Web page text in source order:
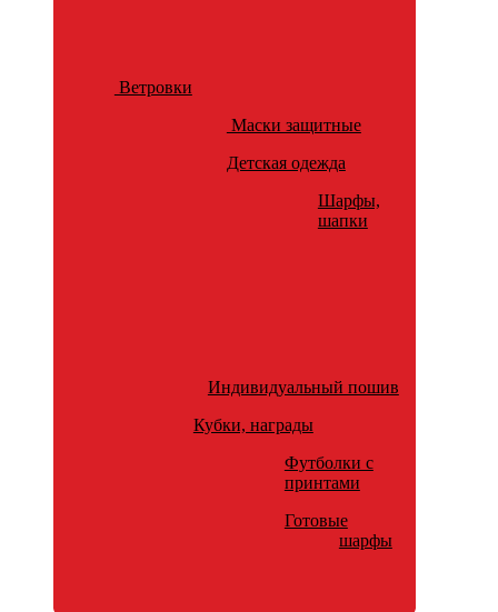
Ветровки
Маски защитные
Детская одежда
Шарфы,
шапки
Индивидуальный пошив
Кубки, награды
Футболки с
принтами
Готовые
шарфы